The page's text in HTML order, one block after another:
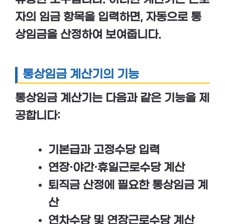
자의 임금 항목을 입력하면, 자동으로 통
상임금을 산정하여 보여줍니다.
통상임금 계산기의 기능
통상임금 계산기는 다음과 같은 기능을 제
공합니다:
기본급과 고정수당입력
연장·야간·휴일근로수당계산
퇴직금 산정에 필요한 통상임금 계
산
연차수당및 연장근로수당계산